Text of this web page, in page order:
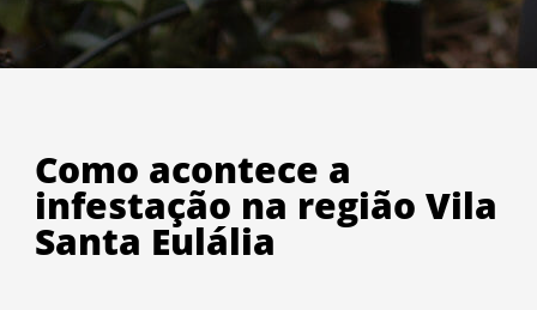
Como acontece a
infestação na região Vila
Santa Eulália